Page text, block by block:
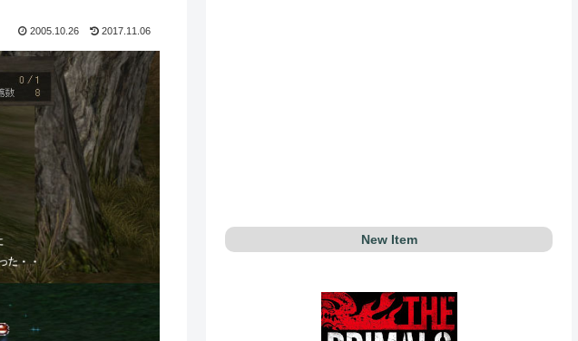
2005.10.26 2017.11.06
New Item